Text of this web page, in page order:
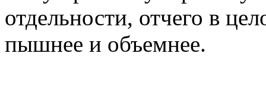
отдельности, отчего в
пышнее и объемнее.